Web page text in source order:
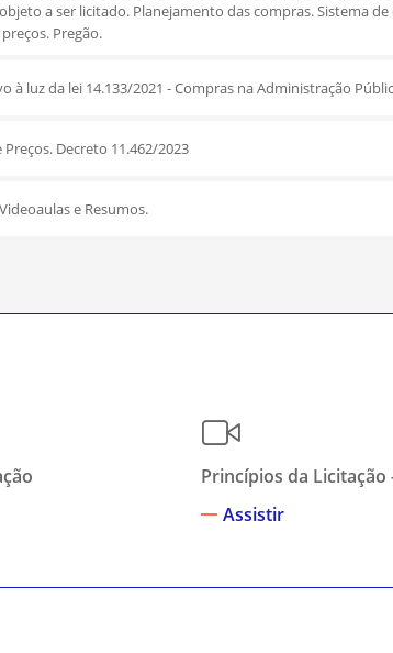
a ser licitado. Planejamento das compras. Sistema
Pregão.
à luz da lei 14.133/2021 - Compras na Administração
Decreto 11.462/2023
e Resumos.
Princípios da Licitação
Assistir